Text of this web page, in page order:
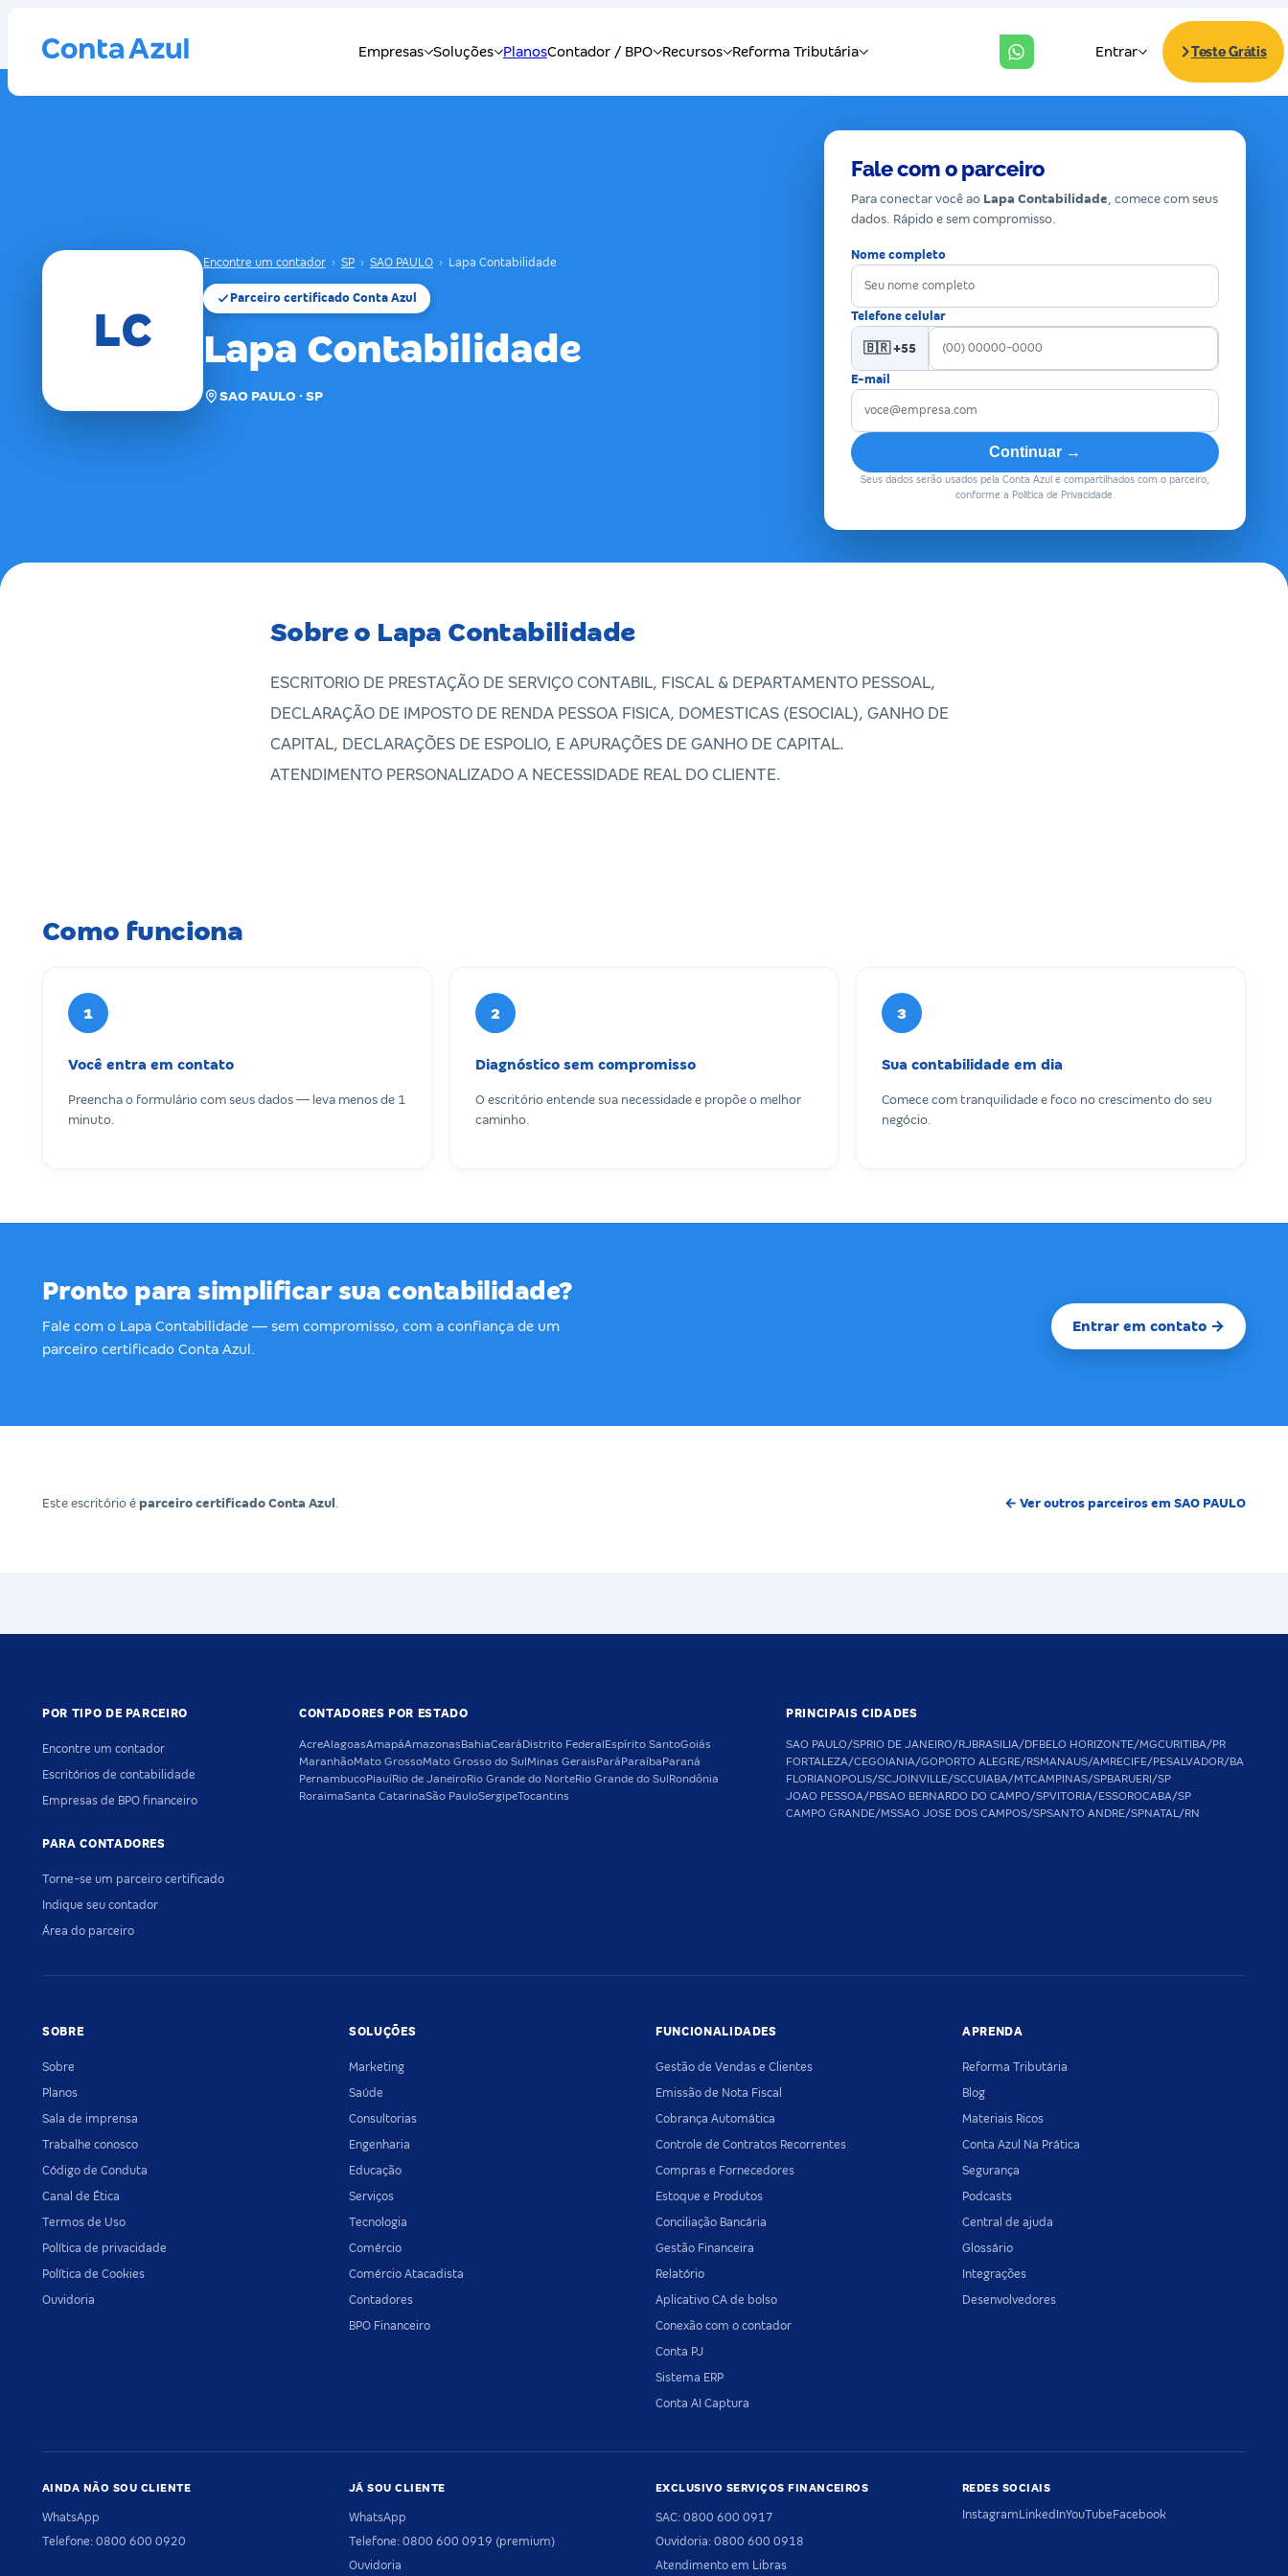
LC
Encontre um contador › SP › SAO PAULO › Lapa Contabilidade
Parceiro certificado Conta Azul
Lapa Contabilidade
SAO PAULO · SP
Fale com o parceiro
Para conectar você ao Lapa Contabilidade, comece com seus
dados. Rápido e sem compromisso.
Nome completo
Telefone celular
🇧🇷 +55
E-mail
Continuar →
Seus dados serão usados pela Conta Azul e compartilhados com o parceiro,
conforme a Política de Privacidade.
Sobre o Lapa Contabilidade
ESCRITORIO DE PRESTAÇÃO DE SERVIÇO CONTABIL, FISCAL & DEPARTAMENTO PESSOAL,
DECLARAÇÃO DE IMPOSTO DE RENDA PESSOA FISICA, DOMESTICAS (ESOCIAL), GANHO DE
CAPITAL, DECLARAÇÕES DE ESPOLIO, E APURAÇÕES DE GANHO DE CAPITAL.
ATENDIMENTO PERSONALIZADO A NECESSIDADE REAL DO CLIENTE.
Como funciona
1
Você entra em contato
Preencha o formulário com seus dados — leva menos de 1
minuto.
2
Diagnóstico sem compromisso
O escritório entende sua necessidade e propõe o melhor
caminho.
3
Sua contabilidade em dia
Comece com tranquilidade e foco no crescimento do seu
negócio.
Pronto para simplificar sua contabilidade?
Fale com o Lapa Contabilidade — sem compromisso, com a confiança de um
parceiro certificado Conta Azul.
Entrar em contato →
Este escritório é parceiro certificado Conta Azul . ← Ver outros parceiros em SAO PAULO
POR TIPO DE PARCEIRO
Encontre um contador
Escritórios de contabilidade
Empresas de BPO financeiro
PARA CONTADORES
Torne-se um parceiro certificado
Indique seu contador
Área do parceiro
CONTADORES POR ESTADO
AcreAlagoasAmapáAmazonasBahiaCearáDistrito FederalEspírito SantoGoiás
MaranhãoMato GrossoMato Grosso do SulMinas GeraisParáParaíbaParaná
PernambucoPiauíRio de JaneiroRio Grande do NorteRio Grande do SulRondônia
RoraimaSanta CatarinaSão PauloSergipeTocantins
PRINCIPAIS CIDADES
SAO PAULO/SPRIO DE JANEIRO/RJBRASILIA/DFBELO HORIZONTE/MGCURITIBA/PR
FORTALEZA/CEGOIANIA/GOPORTO ALEGRE/RSMANAUS/AMRECIFE/PESALVADOR/BA
FLORIANOPOLIS/SCJOINVILLE/SCCUIABA/MTCAMPINAS/SPBARUERI/SP
JOAO PESSOA/PBSAO BERNARDO DO CAMPO/SPVITORIA/ESSOROCABA/SP
CAMPO GRANDE/MSSAO JOSE DOS CAMPOS/SPSANTO ANDRE/SPNATAL/RN
SOBRE
Sobre
Planos
Sala de imprensa
Trabalhe conosco
Código de Conduta
Canal de Ética
Termos de Uso
Política de privacidade
Política de Cookies
Ouvidoria
SOLUÇÕES
Marketing
Saúde
Consultorias
Engenharia
Educação
Serviços
Tecnologia
Comércio
Comércio Atacadista
Contadores
BPO Financeiro
FUNCIONALIDADES
Gestão de Vendas e Clientes
Emissão de Nota Fiscal
Cobrança Automática
Controle de Contratos Recorrentes
Compras e Fornecedores
Estoque e Produtos
Conciliação Bancária
Gestão Financeira
Relatório
Aplicativo CA de bolso
Conexão com o contador
Conta PJ
Sistema ERP
Conta AI Captura
APRENDA
Reforma Tributária
Blog
Materiais Ricos
Conta Azul Na Prática
Segurança
Podcasts
Central de ajuda
Glossário
Integrações
Desenvolvedores
AINDA NÃO SOU CLIENTE
WhatsApp
Telefone: 0800 600 0920
JÁ SOU CLIENTE
WhatsApp
Telefone: 0800 600 0919 (premium)
Ouvidoria
EXCLUSIVO SERVIÇOS FINANCEIROS
SAC: 0800 600 0917
Ouvidoria: 0800 600 0918
Atendimento em Libras
REDES SOCIAIS
InstagramLinkedInYouTubeFacebook